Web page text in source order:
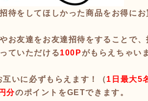
待をしてほしかった商品をお得に
お友達をお友達招待をすることで
ていただける100P がもらえちゃい
いに必ずもらえます！（1日最大5
分のポイントをGETできます。